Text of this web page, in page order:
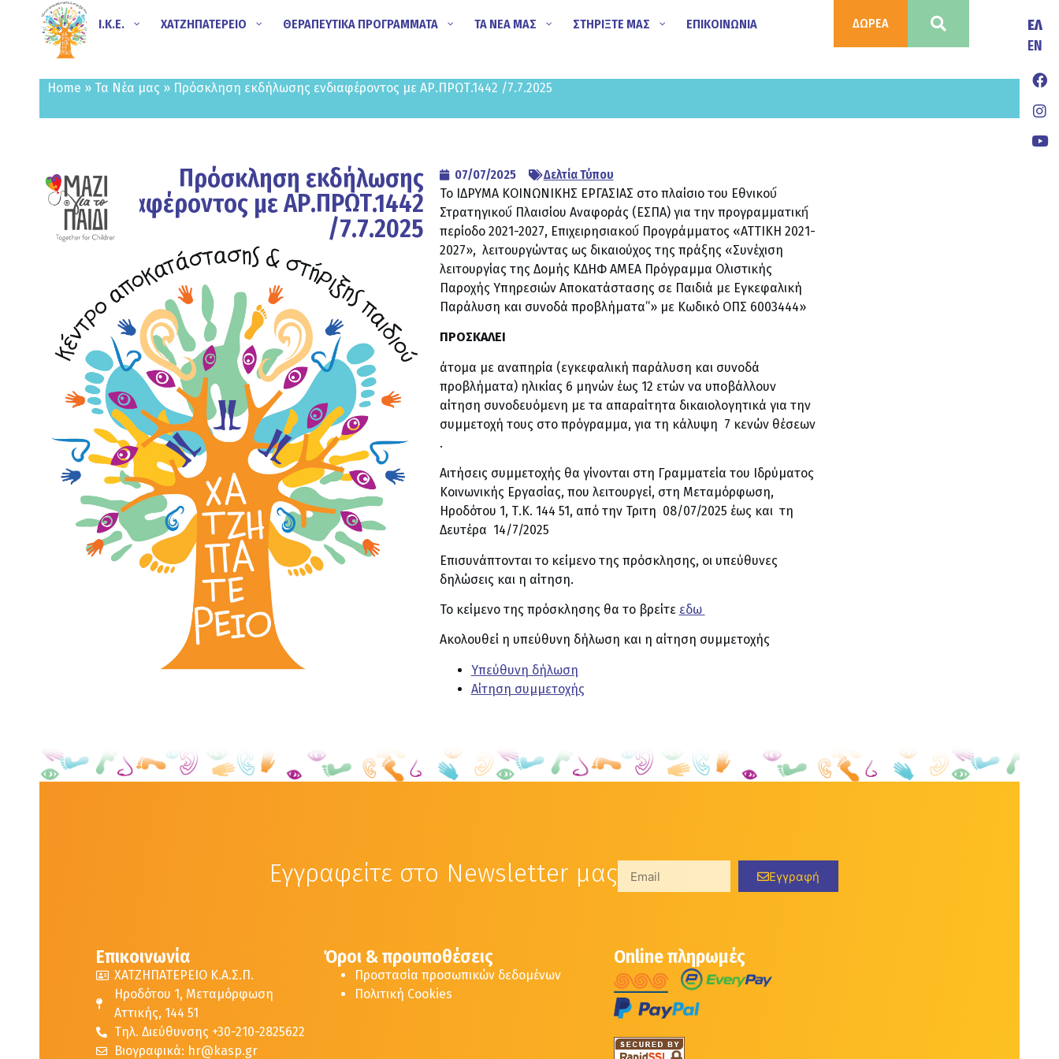
Ι.Κ.Ε. ΧΑΤΖΗΠΑΤΕΡΕΙΟ ΘΕΡΑΠΕΥΤΙΚΑ ΠΡΟΓΡΑΜΜΑΤΑ ΤΑ ΝΕΑ ΜΑΣ ΣΤΗΡΙΞΤΕ ΜΑΣ ΕΠΙΚΟΙΝΩΝΙΑ ΔΩΡΕΑ
ΕΛ
ΕΝ
Home » Τα Νέα μας » Πρόσκληση εκδήλωσης ενδιαφέροντος με ΑΡ.ΠΡΩΤ.1442 /7.7.2025
Πρόσκληση εκδήλωσης
ενδιαφέροντος με ΑΡ.ΠΡΩΤ.1442
/7.7.2025
07/07/2025
Δελτία Τύπου
Το ΙΔΡΥΜΑ ΚΟΙΝΩΝΙΚΗΣ ΕΡΓΑΣΙΑΣ στο πλαίσιο του Εθνικού́
Στρατηγικού́ Πλαισίου Αναφοράς (ΕΣΠΑ) για την προγραμματική́
περίοδο 2021-2027, Επιχειρησιακού́ Προγράμματος «ΑΤΤΙΚΗ 2021-
2027», λειτουργώντας ως δικαιούχος της πράξης «Συνέχιση
λειτουργίας της Δομής ΚΔΗΦ ΑΜΕΑ Πρόγραμμα Ολιστικής
Παροχής Υπηρεσιών Αποκατάστασης σε Παιδιά με Εγκεφαλική
Παράλυση και συνοδά προβλήματα”» με Κωδικό ΟΠΣ 6003444»
ΠΡΟΣΚΑΛΕΙ
άτομα με αναπηρία (εγκεφαλική παράλυση και συνοδά
προβλήματα) ηλικίας 6 μηνών έως 12 ετών να υποβάλλουν
αίτηση συνοδευόμενη με τα απαραίτητα δικαιολογητικά για την
συμμετοχή τους στο πρόγραμμα, για τη κάλυψη 7 κενών θέσεων
.
Αιτήσεις συμμετοχής θα γίνονται στη Γραμματεία του Ιδρύματος
Κοινωνικής Εργασίας, που λειτουργεί, στη Μεταμόρφωση,
Ηροδότου 1, Τ.Κ. 144 51, από την Τριτη 08/07/2025 έως και τη
Δευτέρα 14/7/2025
Επισυνάπτονται το κείμενο της πρόσκλησης, οι υπεύθυνες
δηλώσεις και η αίτηση.
Το κείμενο της πρόσκλησης θα το βρείτε εδω
Ακολουθεί η υπεύθυνη δήλωση και η αίτηση συμμετοχής
Υπεύθυνη δήλωση
Αίτηση συμμετοχής
Εγγραφείτε στο Newsletter μας Εγγραφή
Επικοινωνία
ΧΑΤΖΗΠΑΤΕΡΕΙΟ Κ.Α.Σ.Π.
Ηροδότου 1, Μεταμόρφωση
Αττικής, 144 51
Τηλ. Διεύθυνσης +30-210-2825622
Βιογραφικά: hr@kasp.gr
Όροι & προυποθέσεις
Προστασία προσωπικών δεδομένων
Πολιτική Cookies
Online πληρωμές